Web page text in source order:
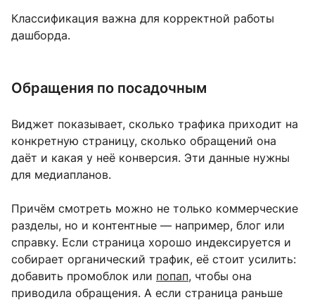
Классификация важна для корректной работы
дашборда.
Обращения по посадочным
Виджет показывает, сколько трафика приходит на
конкретную страницу, сколько обращений она
даёт и какая у неё конверсия. Эти данные нужны
для медиапланов.
Причём смотреть можно не только коммерческие
разделы, но и контентные — например, блог или
справку. Если страница хорошо индексируется и
собирает органический трафик, её стоит усилить:
добавить промоблок или попап, чтобы она
приводила обращения. А если страница раньше